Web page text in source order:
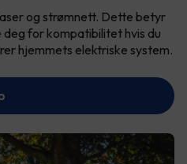
og strømnett. Dette betyr
for kompatibilitet hvis du
hjemmets elektriske system.